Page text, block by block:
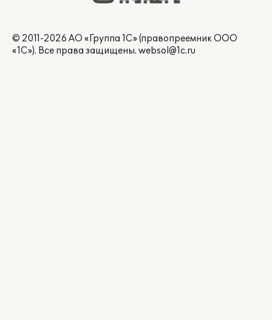
© 2011-2026 АО «Группа 1С» (правопреемник ООО
«1С»). Все права защищены. websol@1c.ru